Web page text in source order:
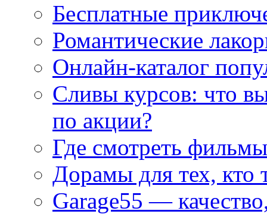
Бесплатные
Романтические
Онлайн-каталог
Сливы курсов: что
по акции?
Где смотреть
Дорамы для тех, кто
Garage55 —